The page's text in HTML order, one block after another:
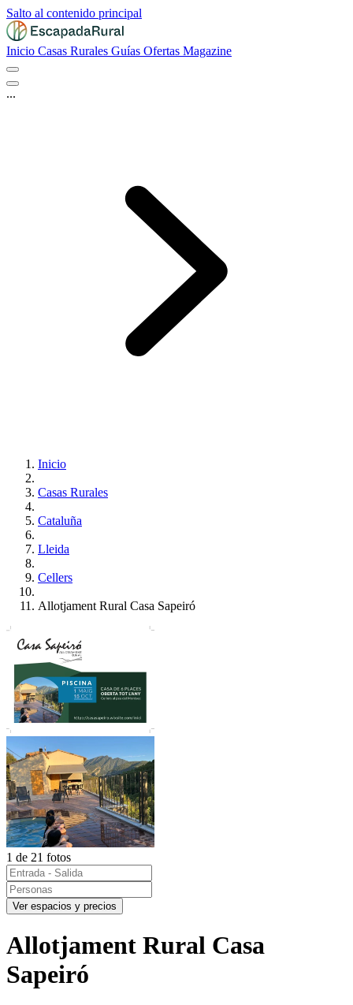
Salto al contenido principal
Inicio Casas Rurales Guías Ofertas Magazine
...
Inicio
Casas Rurales
Cataluña
Lleida
Cellers
Allotjament Rural Casa Sapeiró
1 de 21 fotos
Ver espacios y precios
Allotjament Rural Casa
Sapeiró